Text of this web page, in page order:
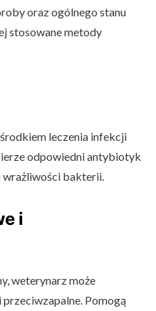
oraz ogólnego stanu
stosowane metody
leczenia infekcji
odpowiedni antybiotyk
bakterii.
i
weterynarz może
Pomogą